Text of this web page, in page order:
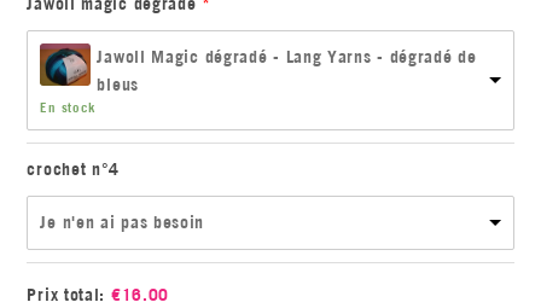
Jawoll Magic dégradé - Lang Yarns - dégradé de
bleus
En stock
crochet n°4
Je n'en ai pas besoin
Prix total: €16.00